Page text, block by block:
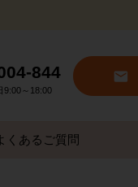
844
9:00～18:00
くあるご質問